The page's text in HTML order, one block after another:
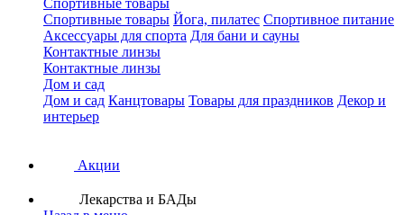
Спортивные товары
Спортивные товары Йога, пилатес Спортивное питание
Аксессуары для спорта Для бани и сауны
Контактные линзы
Контактные линзы
Дом и сад
Дом и сад Канцтовары Товары для праздников Декор и
интерьер
Акции
Лекарства и БАДы